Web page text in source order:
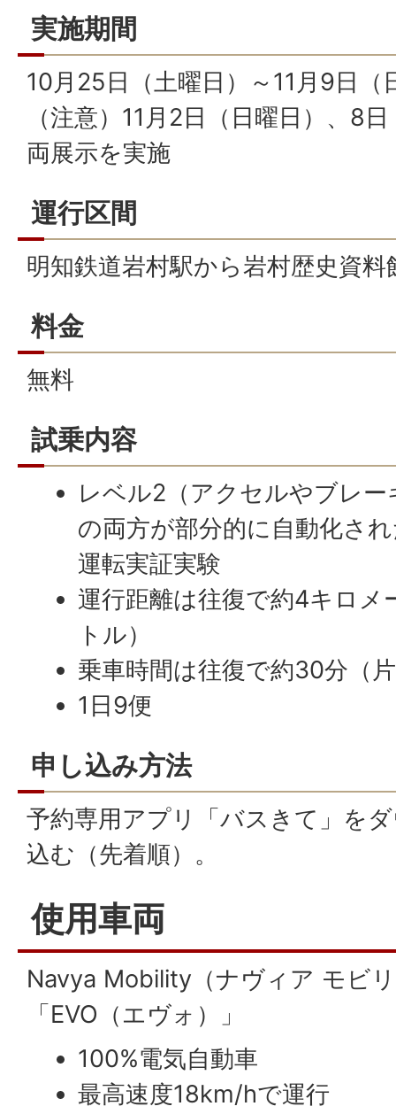
実施期間
10月25日（土曜日）～11月9日（
（注意）11月2日（日曜日）、8
両展示を実施
運行区間
明知鉄道岩村駅から岩村歴史資料
料金
無料
試乗内容
レベル2（アクセルやブレ
の両方が部分的に自動化さ
運転実証実験
運行距離は往復で約4キロメ
トル）
乗車時間は往復で約30分（
1日9便
申し込み方法
予約専用アプリ「バスきて」を
込む（先着順）。
使用車両
Navya Mobility（ナヴィア モビ
「EVO（エヴォ）」
100%電気自動車
最高速度18km/hで運行